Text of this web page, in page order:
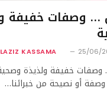
وصفات خفيفة
KASSAMA 25/06/
خفيفة ولذيذة
أو نصيحة من خبرائنا…